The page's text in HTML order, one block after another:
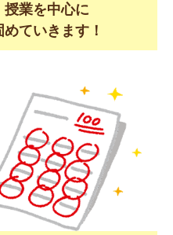
業を中心に
ていきます！